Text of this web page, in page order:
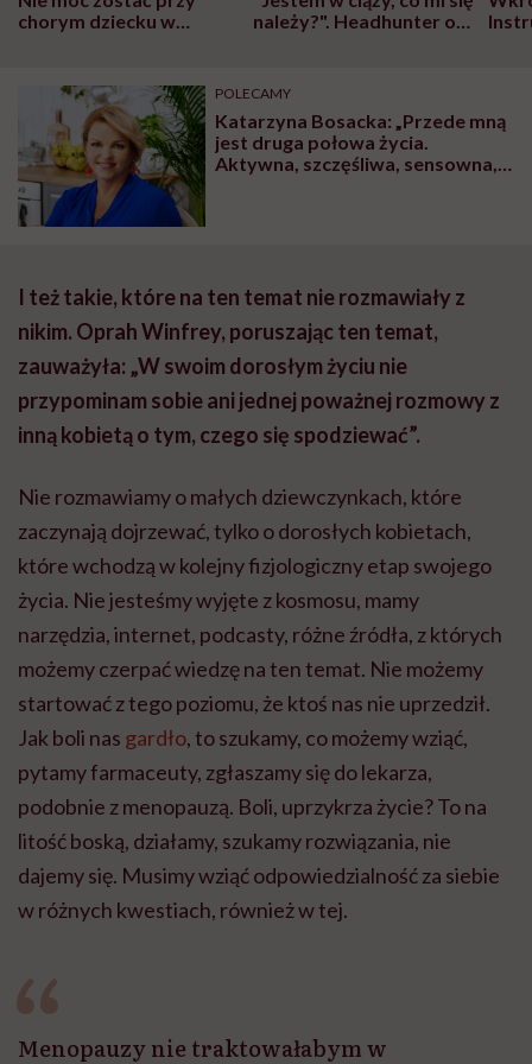
chorym dziecku w
może chyba tylko
głupota i brak
wyobraźni"
należy?". Headhunter o
pracy
POLECAMY
Katarzyna Bosacka: „Przede mną
jest druga połowa życia.
Aktywna, szczęśliwa, sensowna,
I też takie, które na ten temat nie rozmawiały z
nikim. Oprah Winfrey, poruszając ten temat,
zauważyła: „W swoim dorosłym życiu nie
przypominam sobie ani jednej poważnej rozmowy z
inną kobietą o tym, czego się spodziewać”.
Nie rozmawiamy o małych dziewczynkach, które
zaczynają dojrzewać, tylko o dorosłych kobietach,
które wchodzą w kolejny fizjologiczny etap swojego
życia. Nie jesteśmy wyjęte z kosmosu, mamy
narzędzia, internet, podcasty, różne źródła, z których
możemy czerpać wiedzę na ten temat. Nie możemy
startować z tego poziomu, że ktoś nas nie uprzedził.
Jak boli nas gardło, to szukamy, co możemy wziąć,
pytamy farmaceuty, zgłaszamy się do lekarza,
podobnie z menopauzą. Boli, uprzykrza życie? To na
litość boską, działamy, szukamy rozwiązania, nie
dajemy się. Musimy wziąć odpowiedzialność za siebie
w różnych kwestiach, również w tej.
Menopauzy nie traktowałabym w